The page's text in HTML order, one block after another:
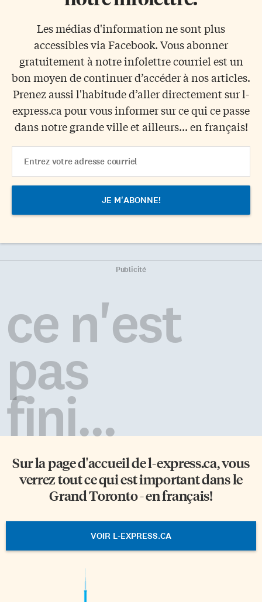
Les médias d'information ne sont plus
accessibles via Facebook. Vous abonner
gratuitement à notre infolettre courriel est un
bon moyen de continuer d’accéder à nos articles.
Prenez aussi l'habitude d’aller directement sur l-
express.ca pour vous informer sur ce qui ce passe
dans notre grande ville et ailleurs... en français!
Address
Publicité
ce n'est
pas
fini...
Sur la page d'accueil del-express.ca, vous
verrez tout ce qui est important dans le
Grand Toronto - en français!
VOIR L-EXPRESS.CA